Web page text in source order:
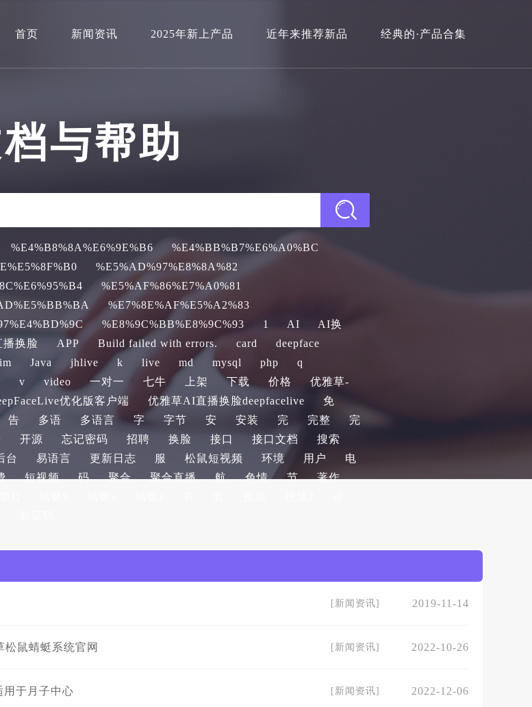
首页 新闻资讯 2025年新上产品 近年来推荐新品 经典的·产品合集
与帮助
%E4%B8%8A%E6%9E%B6
%E4%BB%B7%E6%A0%BC
%E5%AD%97%E8%8A%82
%E5%AF%86%E7%A0%81
%E7%8E%AF%E5%A2%83
%E8%9C%BB%E8%9C%93 1 AI
AI换
播换脸 APP Build failed with errors. card
deepface
im Java jhlive k live md mysql php
q
v video 一对一 七牛 上架 下载 价格
优雅草-
优化版客户端 优雅草AI直播换脸deepfacelive
免
告 多语 多语言 字 字节 安 安装 完 完整
完
开源 忘记密码 招聘 换脸 接口 接口文档
搜索
台 易语言 更新日志 服 松鼠短视频 环境 用户
电
短视频 码 聚合 聚合直播 航 色情 节
著作
[ 新闻资讯] 2019-11-14
鼠蜻蜓系统官网 [ 新闻资讯] 2022-10-26
于月子中心 [ 新闻资讯] 2022-12-06